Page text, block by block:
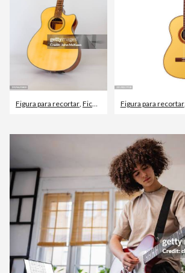
Figura para recortar Ficar de Pé ,Country e Western
Figura para recortar,